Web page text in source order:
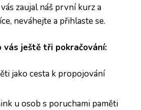
zaujal náš první kurz a
neváhejte a přihlaste se.
vás ještě tři pokračování:
jako cesta k propojování
u osob s poruchami paměti